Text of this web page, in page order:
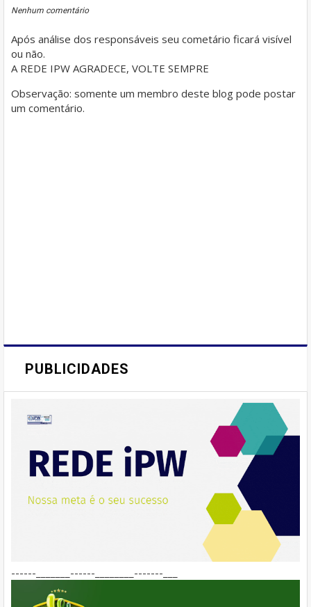
Nenhum comentário
Após análise dos responsáveis seu cometário ficará visível
ou não.
A REDE IPW AGRADECE, VOLTE SEMPRE
Observação: somente um membro deste blog pode postar
um comentário.
PUBLICIDADES
------_______------________-------___